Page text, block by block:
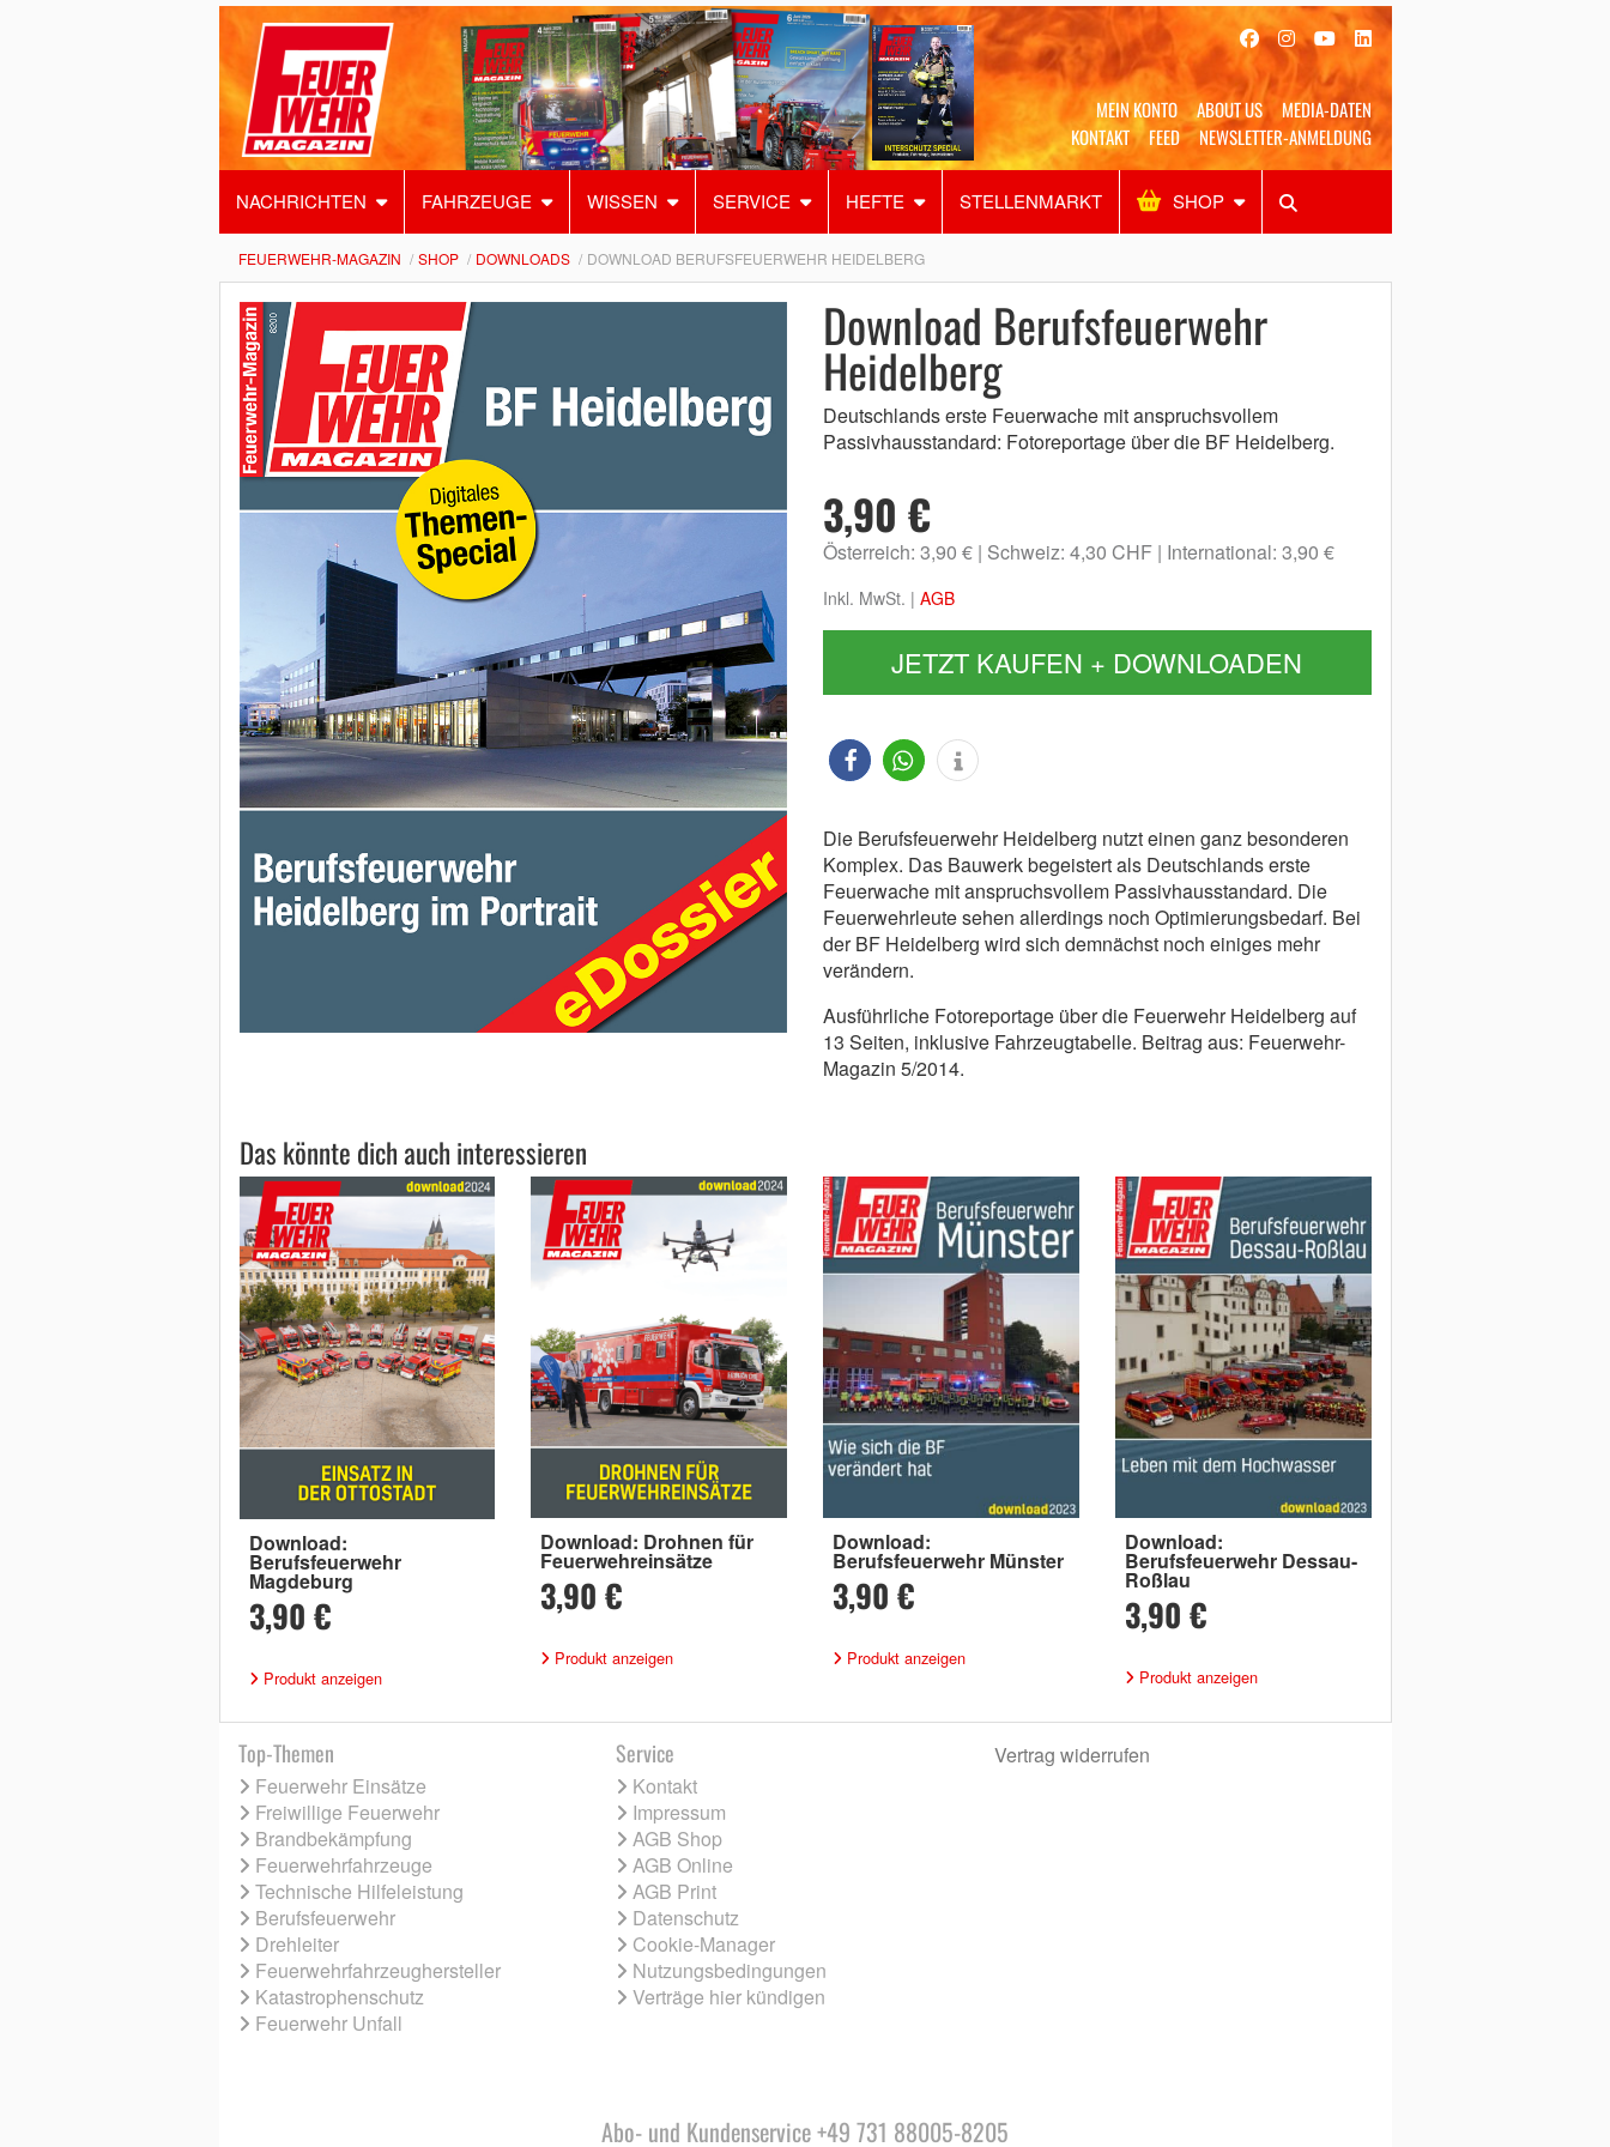
MEIN KONTO ABOUT US
MEDIA-DATEN
KONTAKT
FEED NEWSLETTER-ANMELDUNG
NACHRICHTEN FAHRZEUGE WISSEN SERVICE HEFTE STELLENMARKT SHOP
Alles Shop SUCHEN
FEUERWEHR-MAGAZIN SHOP DOWNLOADS DOWNLOAD BERUFSFEUERWEHR HEIDELBERG
Download Berufsfeuerwehr
Heidelberg
Deutschlands erste Feuerwache mit anspruchsvollem
Passivhausstandard: Fotoreportage über die BF Heidelberg.
3,90 €
Österreich: 3,90 € Schweiz: 4,30 CHF International: 3,90 €
Inkl. MwSt. | AGB
JETZT KAUFEN + DOWNLOADEN
Die Berufsfeuerwehr Heidelberg nutzt einen ganz besonderen
Komplex. Das Bauwerk begeistert als Deutschlands erste
Feuerwache mit anspruchsvollem Passivhausstandard. Die
Feuerwehrleute sehen allerdings noch Optimierungsbedarf. Bei
der BF Heidelberg wird sich demnächst noch einiges mehr
verändern.
Ausführliche Fotoreportage über die Feuerwehr Heidelberg auf
13 Seiten, inklusive Fahrzeugtabelle. Beitrag aus: Feuerwehr-
Magazin 5/2014.
Das könnte dich auch interessieren
Download:
Berufsfeuerwehr
Magdeburg
3,90 €
Produkt anzeigen
Download: Drohnen für
Feuerwehreinsätze
3,90 €
Produkt anzeigen
Download:
Berufsfeuerwehr Münster
3,90 €
Produkt anzeigen
Download:
Berufsfeuerwehr Dessau-
Roßlau
3,90 €
Produkt anzeigen
Top-Themen
Feuerwehr Einsätze
Freiwillige Feuerwehr
Brandbekämpfung
Feuerwehrfahrzeuge
Technische Hilfeleistung
Berufsfeuerwehr
Drehleiter
Feuerwehrfahrzeughersteller
Katastrophenschutz
Feuerwehr Unfall
Service
Kontakt
Impressum
AGB Shop
AGB Online
AGB Print
Datenschutz
Cookie-Manager
Nutzungsbedingungen
Verträge hier kündigen
Vertrag widerrufen
Abo- und Kundenservice +49 731 88005-8205